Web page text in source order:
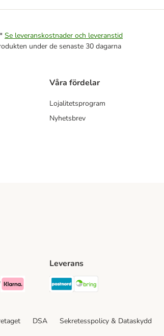
Se leveranskostnader och leveranstid
under de senaste 30 dagarna
Våra fördelar
Lojalitetsprogram
Nyhetsbrev
Method
Payment Method
Klarna Payment Method
Leverans
Postnord Shipping Method
DSA Sekretesspolicy & Dataskydd